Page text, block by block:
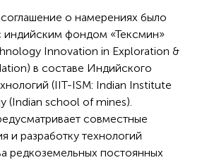
о намерениях было
индийским фондом «Тексмин»
Innovation in Exploration &
в составе Индийского
(IIT-ISM: Indian Institute
(Indian school of mines).
совместные
и разработку технологий
редкоземельных постоянных